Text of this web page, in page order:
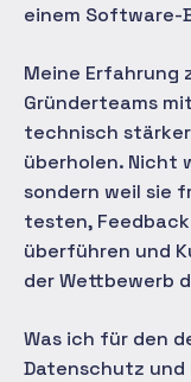
einem Software-
Meine Erfahrung
Gründerteams
technisch
überholen. Nicht
sondern weil sie
testen,
überführen und
der Wettbewerb
Was ich für den
Datenschutz und